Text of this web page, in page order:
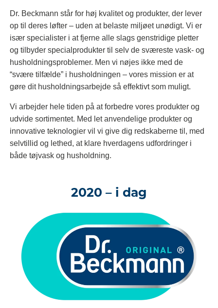
Dr. Beckmann står for høj kvalitet og produkter, der lever
op til deres løfter – uden at belaste miljøet unødigt. Vi er
især specialister i at fjerne alle slags genstridige pletter
og tilbyder specialprodukter til selv de sværeste vask- og
husholdningsproblemer. Men vi nøjes ikke med de
“svære tilfælde” i husholdningen – vores mission er at
gøre dit husholdningsarbejde så effektivt som muligt.
Vi arbejder hele tiden på at forbedre vores produkter og
udvide sortimentet. Med let anvendelige produkter og
innovative teknologier vil vi give dig redskaberne til, med
selvtillid og lethed, at klare hverdagens udfordringer i
både tøjvask og husholdning.
2020 – i dag